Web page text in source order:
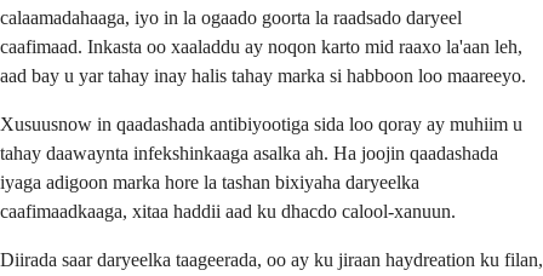
calaamadahaaga, iyo in la ogaado goorta la raadsado daryeel
caafimaad. Inkasta oo xaaladdu ay noqon karto mid raaxo la'aan leh,
aad bay u yar tahay inay halis tahay marka si habboon loo maareeyo.
Xusuusnow in qaadashada antibiyootiga sida loo qoray ay muhiim u
tahay daawaynta infekshinkaaga asalka ah. Ha joojin qaadashada
iyaga adigoon marka hore la tashan bixiyaha daryeelka
caafimaadkaaga, xitaa haddii aad ku dhacdo calool-xanuun.
Diirada saar daryeelka taageerada, oo ay ku jiraan haydreation ku filan,